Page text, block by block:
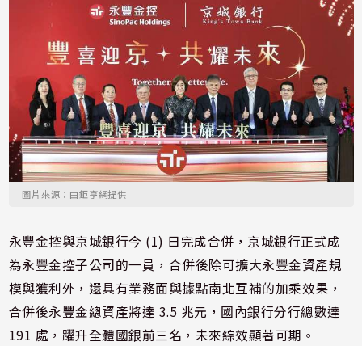
圖片來源：由鉅亨網提供
永豐金控與京城銀行今 (1) 日完成合併，京城銀行正式成
為永豐金控子公司的一員，合併後除可擴大永豐金資產規
模與獲利外，還具有業務面與據點南北互補的加乘效果，
合併後永豐金總資產將達 3.5 兆元，國內銀行分行總數達
191 處，躍升全體國銀前三名，未來綜效顯著可期。